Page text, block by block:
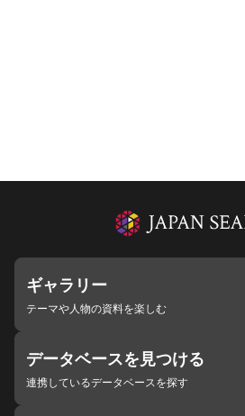
ギャラリー
テーマや人物の資料を楽しむ
データベースを見つける
連携しているデータベースを探す